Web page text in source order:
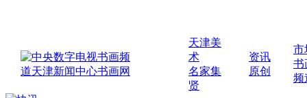
天津美
术
名家集
贤
资讯
原创
市
书
频